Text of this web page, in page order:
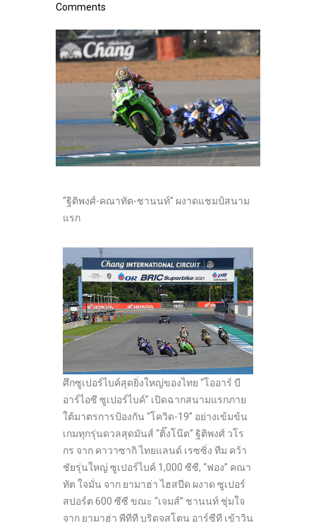
Comments
“ฐิติพงศ์-คณาทัต-ชานนท์” ผงาดแชมป์สนาม
แรก
ศึกซูเปอร์ไบค์สุดยิ่งใหญ่ของไทย “โออาร์ บี
อาร์ไอซี ซูเปอร์ไบค์” เปิดฉากสนามแรกภาย
ใต้มาตรการป้องกัน “โควิด-19” อย่างเข้มข้น
เกมทุกรุ่นดวลสุดมันส์ “ติ๊งโน๊ต” ฐิติพงศ์ วโร
กร จาก คาวาซากิ ไทยแลนด์ เรซซิ่ง ทีม คว้า
ชัยรุ่นใหญ่ ซูเปอร์ไบค์ 1,000 ซีซี, “ฟอง” คณา
ทัต ใจมั่น จาก ยามาฮ่า ไฮสปีด ผงาด ซูเปอร์
สปอร์ต 600 ซีซี ขณะ “เจมส์” ชานนท์ ชุ่มใจ
จาก ยามาฮ่า พีทีที บริดจสโตน อาร์ซีที เข้าวิน